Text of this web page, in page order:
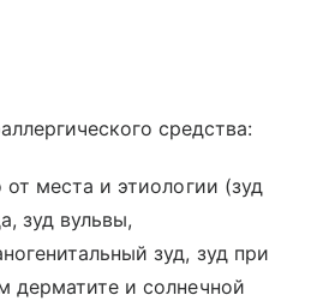
средства:
от места и этиологии (зуд
зуд вульвы,
зуд, зуд при
дерматите и солнечной